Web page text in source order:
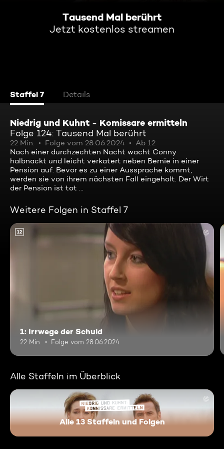
Tausend Mal berührt
Jetzt kostenlos streamen
Staffel 7 Details
Niedrig und Kuhnt - Komissare ermitteln
Folge 124: Tausend Mal berührt
22 Min. Folge vom 28.06.2024
Ab 12
Nach einer durchzechten Nacht wacht Conny
halbnackt und leicht verkatert neben Bernie in einer
Pension auf. Bevor es zu einer Aussprache kommt,
werden sie von ihrem nächsten Fall eingeholt. Der Wirt
der Pension ist tot ...
Weitere Folgen in Staffel 7
12
1: Irrwege der Schuld
22 Min. Folge vom 28.06.2024
Alle Staffeln im Überblick
Niedrig und Kuhnt -
Alle 13 Staffeln und Folgen